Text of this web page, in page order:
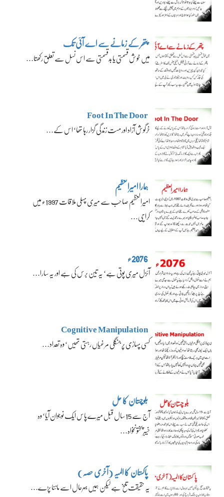
پتھر کے زمانے سے اے آئی تک
میں خوش قسمتی یا بدقسمتی سے اس نسل سے تعلق رکھتا…
Foot In The Door
خرگوش آزاد اور مست زندگی گزار رہا تھا‘ اس کے…
ہمارا امیرالعظیم
امیرالعظیم صاحب سے میری پہلی ملاقات 1997ء میں
کراچی…
2076ء
آئزل میری پوتی ہے‘ یہ تین برس کی ہے اور یہ سارا…
Cognitive Manipulation
کسی پہاڑی پر جنگلی مرغیاں رہتی تھیں‘ وہ تعداد…
بلوچستان کا حل
آج سے 15 سال قبل میرے پاس ایک نوجوان آیا‘ وہ
خیبرپختونخواہ…
پاکستان کا المیہ (آخری حصہ)
یہ حقیقت تلخ ہے لیکن ہمیں بہرحال اسے ماننا پڑے…